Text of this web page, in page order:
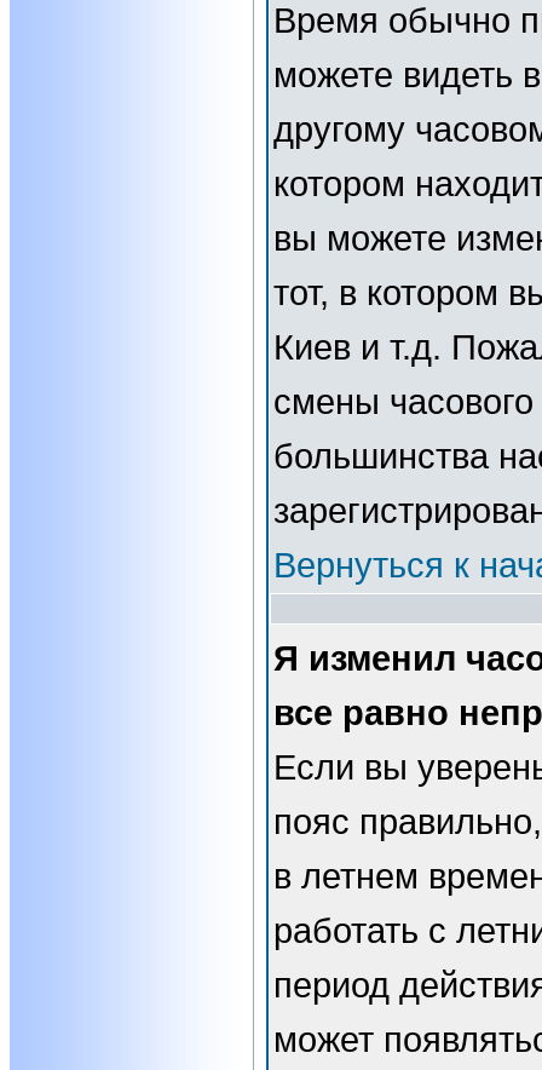
Время обычно
можете видеть
другому
котором
вы можете
тот, в котором
Киев и т.д.
смены
большинства
Вернуться к
Я изменил
все равно
Если вы
пояс
в летнем
работать с
период
может